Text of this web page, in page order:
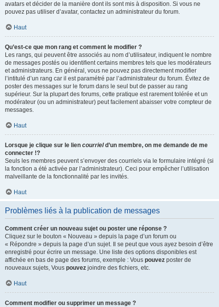
avatars et décider de la manière dont ils sont mis à disposition. Si vous ne
pouvez pas utiliser d’avatar, contactez un administrateur du forum.
Haut
Qu’est-ce que mon rang et comment le modifier ?
Les rangs, qui peuvent être associés au nom d’utilisateur, indiquent le nombre
de messages postés ou identifient certains membres tels que les modérateurs
et administrateurs. En général, vous ne pouvez pas directement modifier
l’intitulé d’un rang car il est paramétré par l’administrateur du forum. Évitez de
poster des messages sur le forum dans le seul but de passer au rang
supérieur. Sur la plupart des forums, cette pratique est rarement tolérée et un
modérateur (ou un administrateur) peut facilement abaisser votre compteur de
messages.
Haut
Lorsque je clique sur le lien courrield’un membre, on me demande de me
connecter !?
Seuls les membres peuvent s’envoyer des courriels via le formulaire intégré (si
la fonction a été activée par l’administrateur). Ceci pour empêcher l’utilisation
malveillante de la fonctionnalité par les invités.
Haut
Problèmes liés à la publication de messages
Comment créer un nouveau sujet ou poster une réponse ?
Cliquez sur le bouton « Nouveau » depuis la page d’un forum ou
« Répondre » depuis la page d’un sujet. Il se peut que vous ayez besoin d’être
enregistré pour écrire un message. Une liste des options disponibles est
affichée en bas de page des forums, exemple : Vous pouvez poster de
nouveaux sujets, Vous pouvez joindre des fichiers, etc.
Haut
Comment modifier ou supprimer un message ?